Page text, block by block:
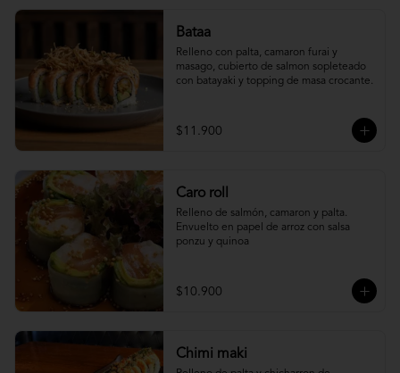
Bataa
Relleno con palta, camaron furai y
masago, cubierto de salmon sopleteado
con batayaki y topping de masa crocante.
$11.900
Caro roll
Relleno de salmón, camaron y palta.
Envuelto en papel de arroz con salsa
ponzu y quinoa
$10.900
Chimi maki